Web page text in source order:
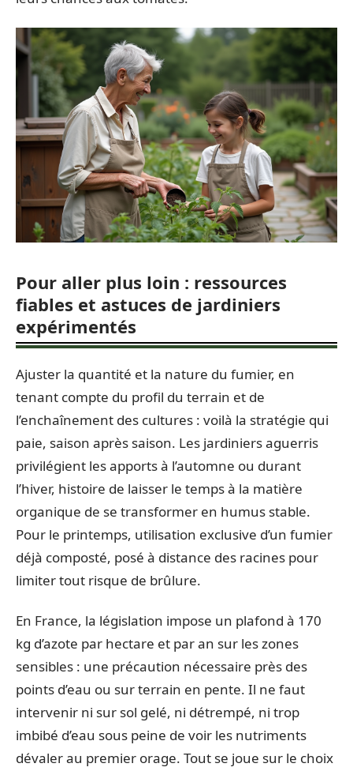
Pour aller plus loin : ressources
fiables et astuces de jardiniers
expérimentés
Ajuster la quantité et la nature du fumier, en
tenant compte du profil du terrain et de
l’enchaînement des cultures : voilà la stratégie qui
paie, saison après saison. Les jardiniers aguerris
privilégient les apports à l’automne ou durant
l’hiver, histoire de laisser le temps à la matière
organique de se transformer en humus stable.
Pour le printemps, utilisation exclusive d’un fumier
déjà composté, posé à distance des racines pour
limiter tout risque de brûlure.
En France, la législation impose un plafond à 170
kg d’azote par hectare et par an sur les zones
sensibles : une précaution nécessaire près des
points d’eau ou sur terrain en pente. Il ne faut
intervenir ni sur sol gelé, ni détrempé, ni trop
imbibé d’eau sous peine de voir les nutriments
dévaler au premier orage. Tout se joue sur le choix